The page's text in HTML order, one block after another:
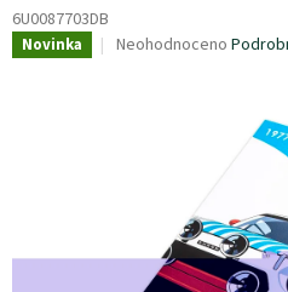
6U0087703DB
Novinka
Průměrné
Neohodnoceno